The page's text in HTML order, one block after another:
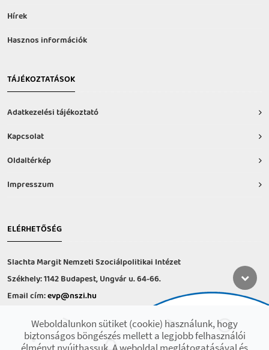
Hírek
Hasznos információk
TÁJÉKOZTATÁSOK
Adatkezelési tájékoztató
Kapcsolat
Oldaltérkép
Impresszum
ELÉRHETŐSÉG
Slachta Margit Nemzeti Szociálpolitikai Intézet
Székhely: 1142 Budapest, Ungvár u. 64-66.
Email cím:evp@nszi.hu
hétfő-csütörtök: 8:00-16:00
péntek: 8:00-14.00
Weboldalunkon sütiket (cookie) használunk, hogy
biztonságos böngészés mellett a legjobb felhasználói